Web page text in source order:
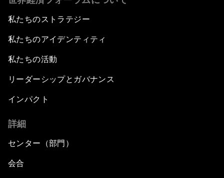
私たちのストラテジー
私たちのアイデンティティ
私たちの活動
リーダーシップとガバナンス
インパクト
詳細
センター（部門）
会合